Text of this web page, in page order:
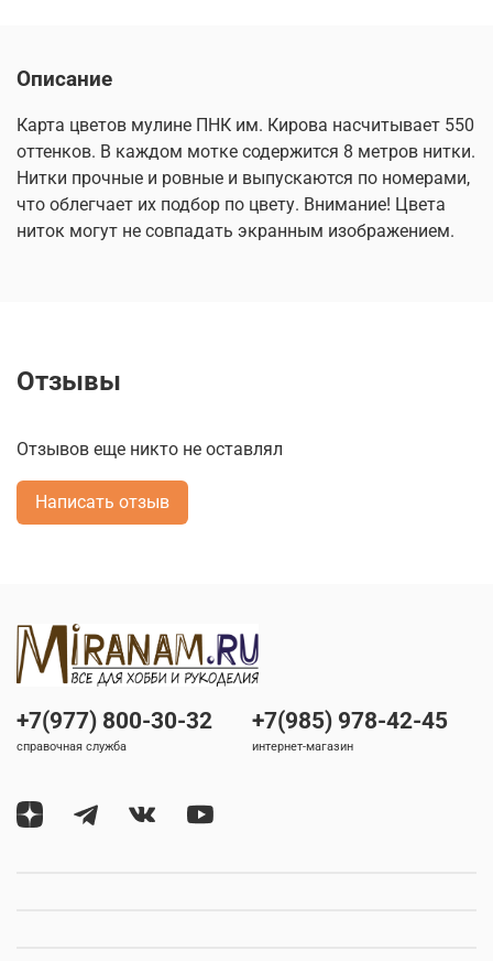
Описание
Карта цветов мулине ПНК им. Кирова насчитывает 550
оттенков. В каждом мотке содержится 8 метров нитки.
Нитки прочные и ровные и выпускаются по номерами,
что облегчает их подбор по цвету. Внимание! Цвета
ниток могут не совпадать экранным изображением.
Отзывы
Отзывов еще никто не оставлял
Написать отзыв
+7(977) 800-30-32
справочная служба
+7(985) 978-42-45
интернет-магазин